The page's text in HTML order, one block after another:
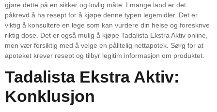
gjøre dette på en sikker og lovlig måte. I mange land er det
påkrevd å ha resept for å kjøpe denne typen legemidler. Det er
viktig å konsultere en lege som kan vurdere din helse og foreskrive
riktig dose. Det er også mulig å kjøpe Tadalista Ekstra Aktiv online,
men vær forsiktig med å velge en pålitelig nettapotek. Sørg for at
apoteket krever resept og tilbyr legitim informasjon om produktet.
Tadalista Ekstra Aktiv:
Konklusjon